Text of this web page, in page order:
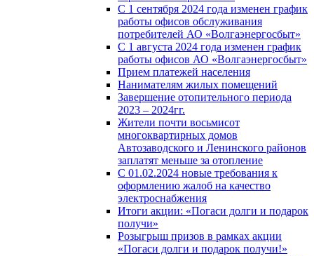
С 1 сентября 2024 года изменен график
работы офисов обслуживания
потребителей АО «Волгаэнергосбыт»
С 1 августа 2024 года изменен график
работы офисов АО «Волгаэнергосбыт»
Прием платежей населения
Нанимателям жилых помещений
Завершение отопительного периода
2023 – 2024гг.
Жители почти восьмисот
многоквартирных домов
Автозаводского и Ленинского районов
заплатят меньше за отопление
С 01.02.2024 новые требования к
оформлению жалоб на качество
электроснабжения
Итоги акции: «Погаси долги и подарок
получи»
Розыгрыш призов в рамках акции
«Погаси долги и подарок получи!»